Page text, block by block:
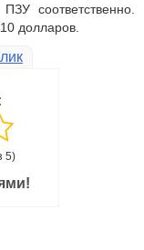
соответственно.
долларов.
5)